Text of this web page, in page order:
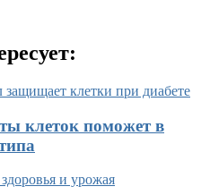
клеток поможет в